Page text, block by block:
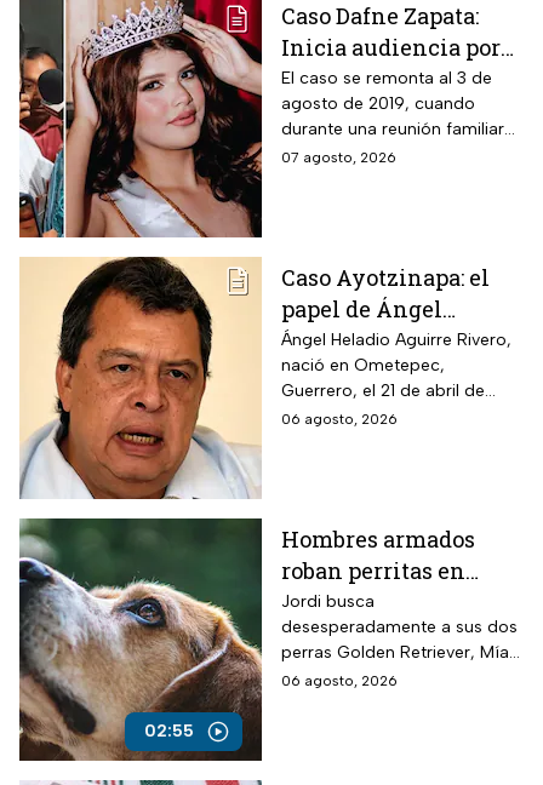
Caso Dafne Zapata:
Inicia audiencia por
abuso sexual
cometido por su padre
El caso se remonta al 3 de
agosto de 2019, cuando
durante una reunión familiar
celebrada en la casa de la
07 agosto, 2026
Caso Ayotzinapa: el
papel de Ángel
Aguirre en la
desaparición de los
normalistas en 2014
Ángel Heladio Aguirre Rivero,
nació en Ometepec,
Guerrero, el 21 de abril de
1956. Estudió la Licenciatura
06 agosto, 2026
02:55
Hombres armados
roban perritas en
Veracruz
Jordi busca
desesperadamente a sus dos
perras Golden Retriever, Mía y
Camila, de seis años, robadas
06 agosto, 2026